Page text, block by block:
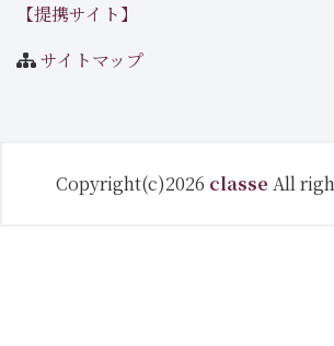
【提携サイト】
サイトマップ
Copyright(c)2026 classe All